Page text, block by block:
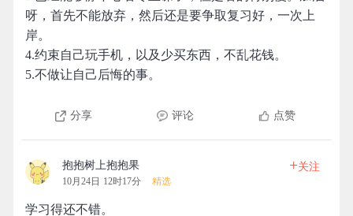
呀，首先不能放弃，然后还是要争取复习好，一次上
岸。
4.约束自己玩手机，以及少买东西，不乱花钱。
5.不做让自己后悔的事。
分享 评论 点赞
抱抱树上抱抱果
10月24日 12时17分 精选
+关注
学习得还不错。